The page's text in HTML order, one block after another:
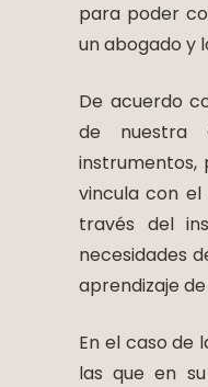
para poder
un abogado y
De acuerdo
de nuestra
instrumentos,
vincula con
través del
necesidades
aprendizaje
En el caso de
las que en